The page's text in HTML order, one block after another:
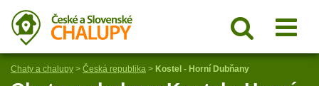
Chaty a chalupy > Česká republika > Kostel - Horní Dubňany